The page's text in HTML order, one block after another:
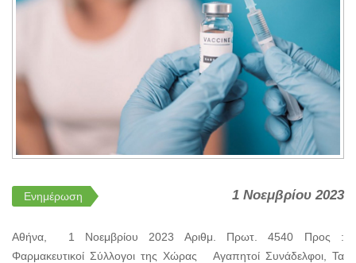
Ενημέρωση 1 Νοεμβρίου 2023
Αθήνα, 1 Νοεμβρίου 2023 Αριθμ. Πρωτ. 4540 Προς :
Φαρμακευτικοί Σύλλογοι της Χώρας Αγαπητοί Συνάδελφοι, Τα